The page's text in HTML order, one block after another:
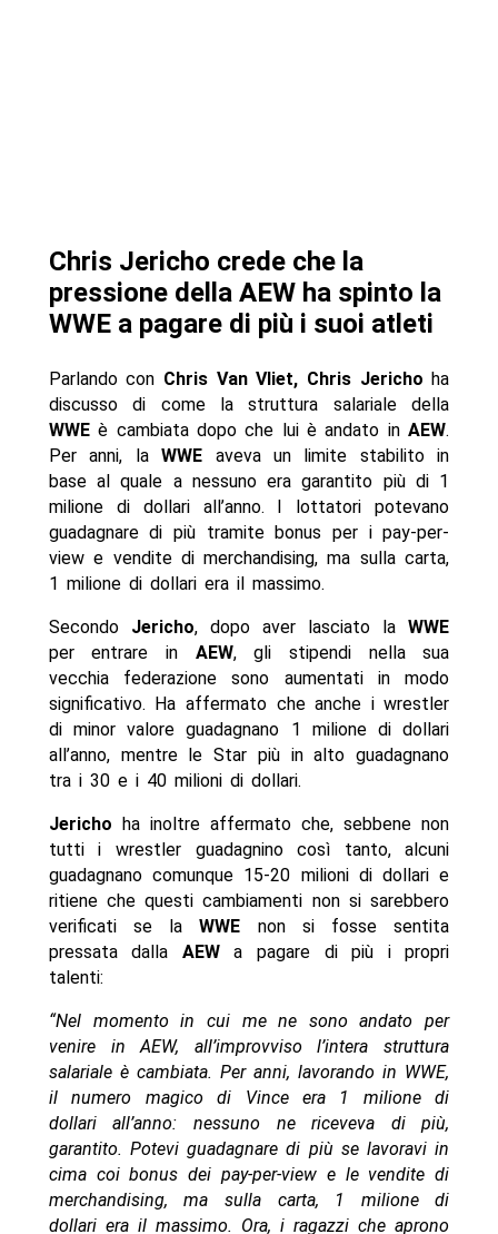
Chris Jericho crede che la
pressione della AEW ha spinto la
WWE a pagare di più i suoi atleti
Parlando con Chris Van Vliet, Chris Jericho ha
discusso di come la struttura salariale della
WWEè cambiata dopo che lui è andato inAEW.
Per anni, laWWE aveva un limite stabilito in
base al quale a nessuno era garantito più di 1
milione di dollari all’anno. I lottatori potevano
guadagnare di più tramite bonus per i pay-per-
view e vendite di merchandising, ma sulla carta,
1 milione di dollari era il massimo.
Secondo Jericho, dopo aver lasciato laWWE
per entrare in AEW, gli stipendi nella sua
vecchia federazione sono aumentati in modo
significativo. Ha affermato che anche i wrestler
di minor valore guadagnano 1 milione di dollari
all’anno, mentre le Star più in alto guadagnano
tra i 30 e i 40 milioni di dollari.
Jericho
ha inoltre affermato che, sebbene non
tutti i wrestler guadagnino così tanto, alcuni
guadagnano comunque 15-20 milioni di dollari e
ritiene che questi cambiamenti non si sarebbero
verificati se laWWE non si fosse sentita
pressata dalla AEWa pagare di più i propri
talenti:
“Nel momento in cui me ne sono andato per
venire in AEW, all’improvviso l’intera struttura
salariale è cambiata. Per anni, lavorando in WWE,
il numero magico di Vince era 1 milione di
dollari all’anno: nessuno ne riceveva di più,
garantito. Potevi guadagnare di più se lavoravi in
cima coi bonus dei pay-per-view e le vendite di
merchandising, ma sulla carta, 1 milione di
dollari era il massimo. Ora, i ragazzi che aprono